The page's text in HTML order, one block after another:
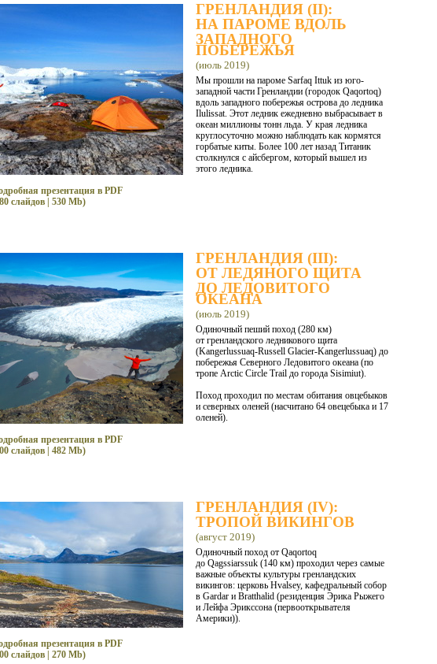
ГРЕНЛАНДИЯ (II):
НА ПАРОМЕ ВДОЛЬ
ЗАПАДНОГО
ПОБЕРЕЖЬЯ
(июль 2019)
Мы прошли на пароме Sarfaq Ittuk из юго-
западной части Гренландии (городок Qaqortoq)
вдоль западного побережья острова до ледника
Ilulissat. Этот ледник ежедневно выбрасывает в
океан миллионы тонн льда. У края ледника
круглосуточно можно наблюдать как кормятся
горбатые киты. Более 100 лет назад Титаник
столкнулся с айсбергом, который вышел из
этого ледника.
презентация в PDF
слайдов | 530 Mb)
ГРЕНЛАНДИЯ (III):
ОТ ЛЕДЯНОГО ЩИТА
ДО ЛЕДОВИТОГО
ОКЕАНА
(июль 2019)
Одиночный пеший поход (280 км)
от гренландского ледникового щита
(Kangerlussuaq-Russell Glacier-Kangerlussuaq) до
побережья Северного Ледовитого океана (по
тропе Arctic Circle Trail до города Sisimiut).
Поход проходил по местам обитания овцебыков
и северных оленей (насчитано 64 овецебыка и 17
оленей).
презентация в PDF
слайдов | 482 Mb)
ГРЕНЛАНДИЯ (IV):
ТРОПОЙ ВИКИНГОВ
(август 2019)
Одиночный поход от Qaqortoq
до Qagssiarssuk (140 км) проходил через самые
важные объекты культуры гренландских
викингов: церковь Hvalsey, кафедральный собор
в Gardar и Bratthalid (резиденция Эрика Рыжего
и Лейфа Эрикссона (первооткрывателя
Америки)).
презентация в PDF
слайдов | 270 Mb)